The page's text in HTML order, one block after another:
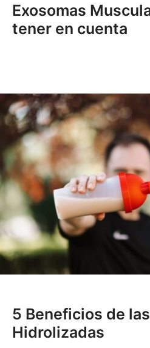
Exosomas
tener en cuenta
5 Beneficios de
Hidrolizadas